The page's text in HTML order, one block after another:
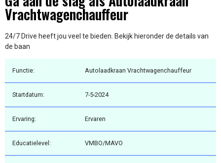
Vrachtwagenchauffeur
24/7 Drive heeft jou veel te bieden. Bekijk hieronder de details van
de baan
Functie: Autolaadkraan Vrachtwagenchauffeur
Startdatum: 7-5-2024
Ervaring: Ervaren
Educatielevel: VMBO/MAVO